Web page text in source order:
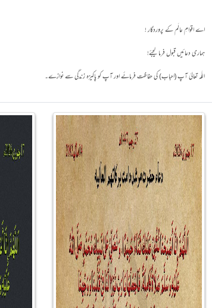
اے اقوامِ عالَم کے پروردگار !
ہماری دعائیں قبول فرما لیجئے!
اللّٰہ تعالیٰ آپ (احباب) کی حفاظت فرمائے اور آپ کو پاکیزہ زندگی سے نوازے۔